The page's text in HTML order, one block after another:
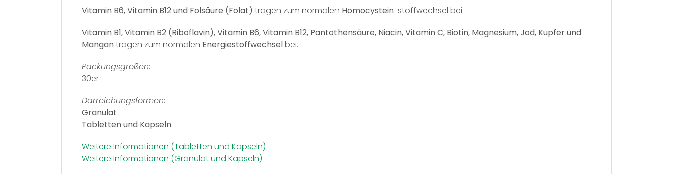
Vitamin B6, Vitamin B12 und Folsäure (Folat) tragen zum normalen Homocystein-stoffwechsel bei.
Vitamin B1, Vitamin B2 (Riboflavin), Vitamin B6, Vitamin B12, Pantothensäure, Niacin, Vitamin C, Biotin, Magnesium, Jod, Kupfer und
Mangantragen zum normalen Energiestoffwechselbei.
Packungsgrößen:
30er
Darreichungsformen:
Granulat
Tabletten und Kapseln
Weitere Informationen (Tabletten und Kapseln)
Weitere Informationen (Granulat und Kapseln)